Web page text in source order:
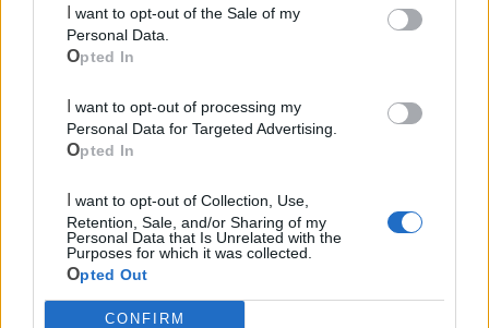
Personal Data.
Opted In
Personal Data for Targeted Advertising.
Opted In
Retention, Sale, and/or Sharing of my
Personal Data that Is Unrelated with the
Purposes for which it was collected.
Opted Out
CONFIRM
Mondo CIA